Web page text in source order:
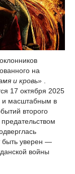
на
и кровь»
17 октября 2025
и масштабным в
второго
быть уверен —
войны